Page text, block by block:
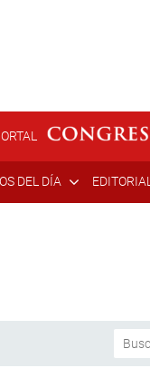
DEL DÍA EDITORIAL